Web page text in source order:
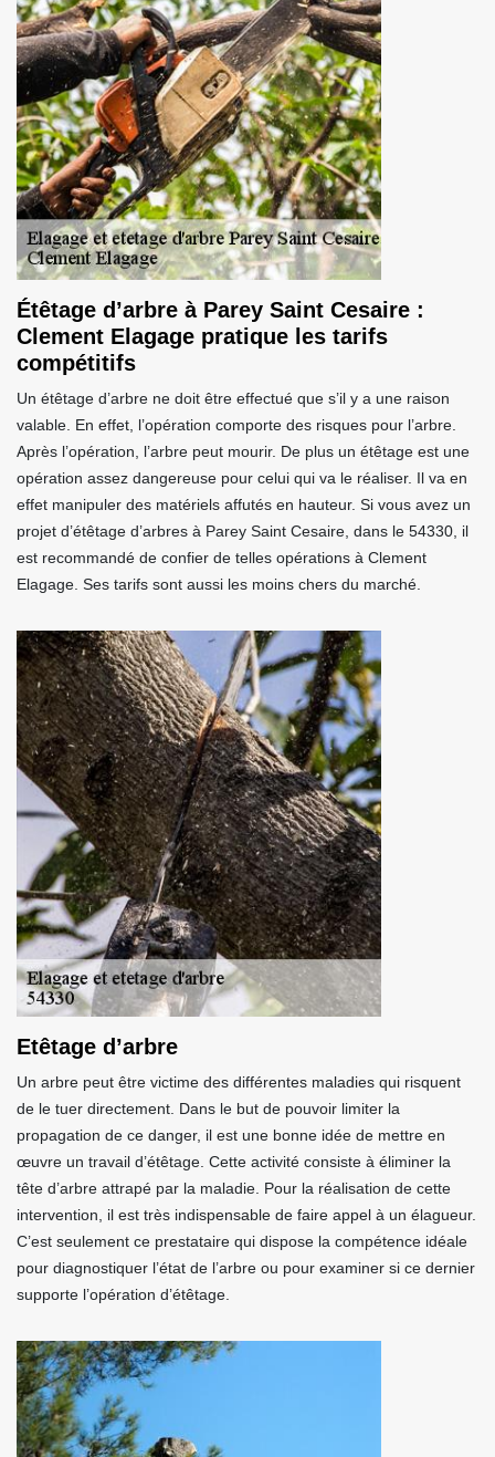
Étêtage d’arbre à Parey Saint Cesaire :
Clement Elagage pratique les tarifs
compétitifs
Un étêtage d’arbre ne doit être effectué que s’il y a une raison
valable. En effet, l’opération comporte des risques pour l’arbre.
Après l’opération, l’arbre peut mourir. De plus un étêtage est une
opération assez dangereuse pour celui qui va le réaliser. Il va en
effet manipuler des matériels affutés en hauteur. Si vous avez un
projet d’étêtage d’arbres à Parey Saint Cesaire, dans le 54330, il
est recommandé de confier de telles opérations à Clement
Elagage. Ses tarifs sont aussi les moins chers du marché.
Etêtage d’arbre
Un arbre peut être victime des différentes maladies qui risquent
de le tuer directement. Dans le but de pouvoir limiter la
propagation de ce danger, il est une bonne idée de mettre en
œuvre un travail d’étêtage. Cette activité consiste à éliminer la
tête d’arbre attrapé par la maladie. Pour la réalisation de cette
intervention, il est très indispensable de faire appel à un élagueur.
C’est seulement ce prestataire qui dispose la compétence idéale
pour diagnostiquer l’état de l’arbre ou pour examiner si ce dernier
supporte l’opération d’étêtage.